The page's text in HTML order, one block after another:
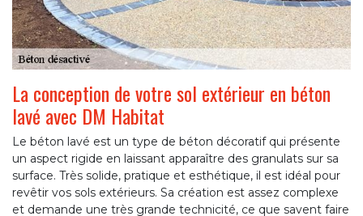
La conception de votre sol extérieur en béton
lavé avec DM Habitat
Le béton lavé est un type de béton décoratif qui présente
un aspect rigide en laissant apparaître des granulats sur sa
surface. Très solide, pratique et esthétique, il est idéal pour
revêtir vos sols extérieurs. Sa création est assez complexe
et demande une très grande technicité, ce que savent faire